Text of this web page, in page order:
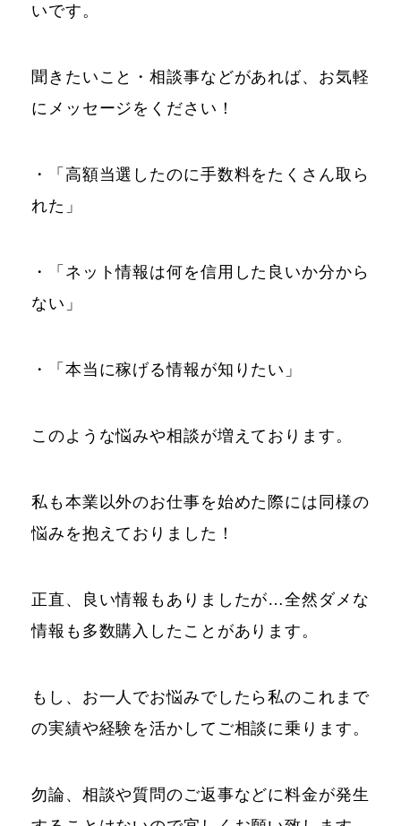
いです。
聞きたいこと・相談事などがあれば、お気軽
にメッセージをください！
・「高額当選したのに手数料をたくさん取ら
れた」
・「ネット情報は何を信用した良いか分から
ない」
・「本当に稼げる情報が知りたい」
このような悩みや相談が増えております。
私も本業以外のお仕事を始めた際には同様の
悩みを抱えておりました！
正直、良い情報もありましたが…全然ダメな
情報も多数購入したことがあります。
もし、お一人でお悩みでしたら私のこれまで
の実績や経験を活かしてご相談に乗ります。
勿論、相談や質問のご返事などに料金が発生